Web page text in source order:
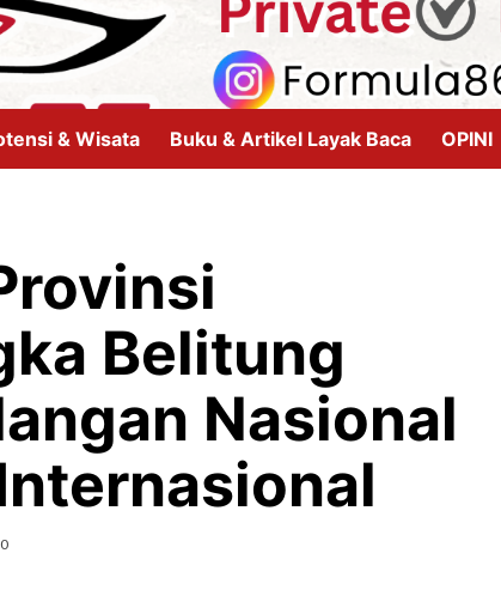
& Wisata Buku & Artikel Layak Baca OPINI
Belitung
Nasional
0